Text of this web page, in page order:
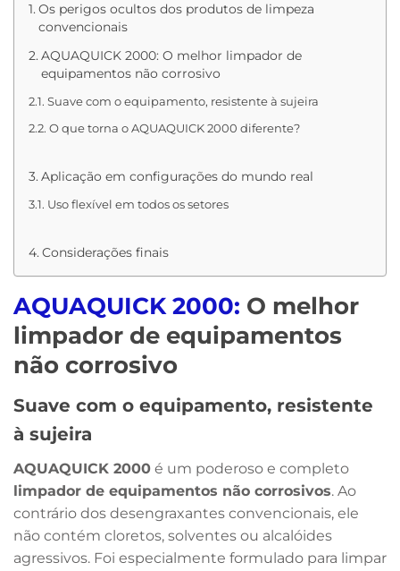
Os perigos ocultos dos produtos de limpeza
convencionais
AQUAQUICK 2000: O melhor limpador de
equipamentos não corrosivo
Suave com o equipamento, resistente à sujeira
O que torna o AQUAQUICK 2000 diferente?
Aplicação em configurações do mundo real
Uso flexível em todos os setores
Considerações finais
AQUAQUICK 2000: O melhor
limpador de equipamentos
não corrosivo
Suave com o equipamento, resistente
à sujeira
AQUAQUICK 2000 é um poderoso e completo
limpador de equipamentos não corrosivos. Ao
contrário dos desengraxantes convencionais, ele
não contém cloretos, solventes ou alcalóides
agressivos. Foi especialmente formulado para limpar